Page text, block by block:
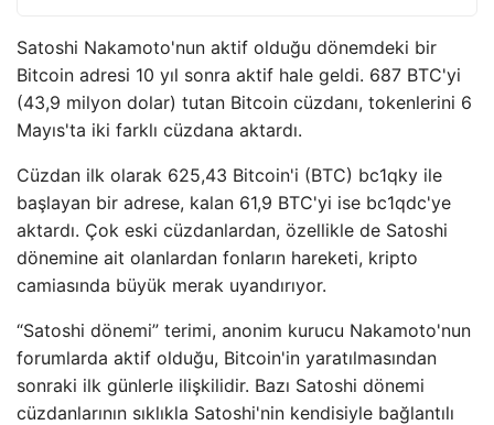
Satoshi Nakamoto'nun aktif olduğu dönemdeki bir
Bitcoin adresi 10 yıl sonra aktif hale geldi. 687 BTC'yi
(43,9 milyon dolar) tutan Bitcoin cüzdanı, tokenlerini 6
Mayıs'ta iki farklı cüzdana aktardı.
Cüzdan ilk olarak 625,43 Bitcoin'i (BTC) bc1qky ile
başlayan bir adrese, kalan 61,9 BTC'yi ise bc1qdc'ye
aktardı. Çok eski cüzdanlardan, özellikle de Satoshi
dönemine ait olanlardan fonların hareketi, kripto
camiasında büyük merak uyandırıyor.
“Satoshi dönemi” terimi, anonim kurucu Nakamoto'nun
forumlarda aktif olduğu, Bitcoin'in yaratılmasından
sonraki ilk günlerle ilişkilidir. Bazı Satoshi dönemi
cüzdanlarının sıklıkla Satoshi'nin kendisiyle bağlantılı